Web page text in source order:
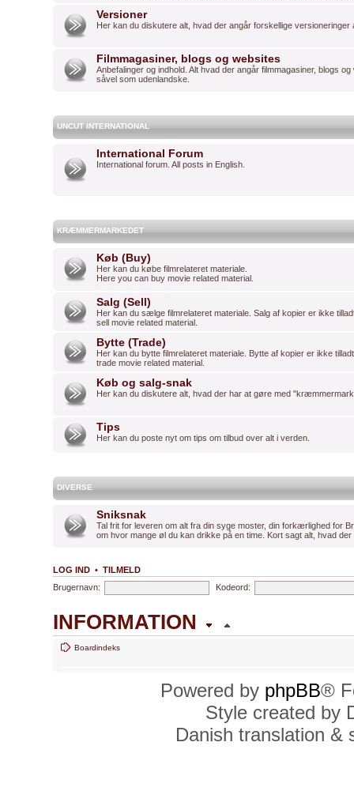
Versioner
Her kan du diskutere alt, hvad der angår forskellige versioneringer
Filmmagasiner, blogs og websites
Anbefalinger og indhold. Alt hvad der angår filmmagasiner, blogs
såvel som udenlandske.
UNCUT INTERNATIONAL
International Forum
International forum. All posts in English.
KRÆMMERMARKEDET
Køb (Buy)
Her kan du købe filmrelateret materiale.
Here you can buy movie related material.
Salg (Sell)
Her kan du sælge filmrelateret materiale. Salg af kopier er ikke
sell movie related material.
Bytte (Trade)
Her kan du bytte filmrelateret materiale. Bytte af kopier er ikke
trade movie related material.
Køb og salg-snak
Her kan du diskutere alt, hvad der har at gøre med
Tips
Her kan du poste nyt om tips om tilbud over alt i verden.
DIVERSE
Sniksnak
Tal frit for leveren om alt fra din syge moster, din forkærlighed for
om hvor mange øl du kan drikke på en time. Kort sagt alt, hvad
LOG IND • TILMELD
Brugernavn:
Kodeord:
INFORMATION
Alle tider er UTC + 1 time [DST
Dato og tid er tors 6. aug 2026
Boardindeks
Powered by phpBB®
Style created by
Danish translation &